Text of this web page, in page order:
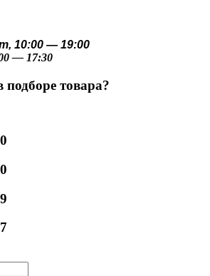
10:00 — 19:00
— 17:30
товара?